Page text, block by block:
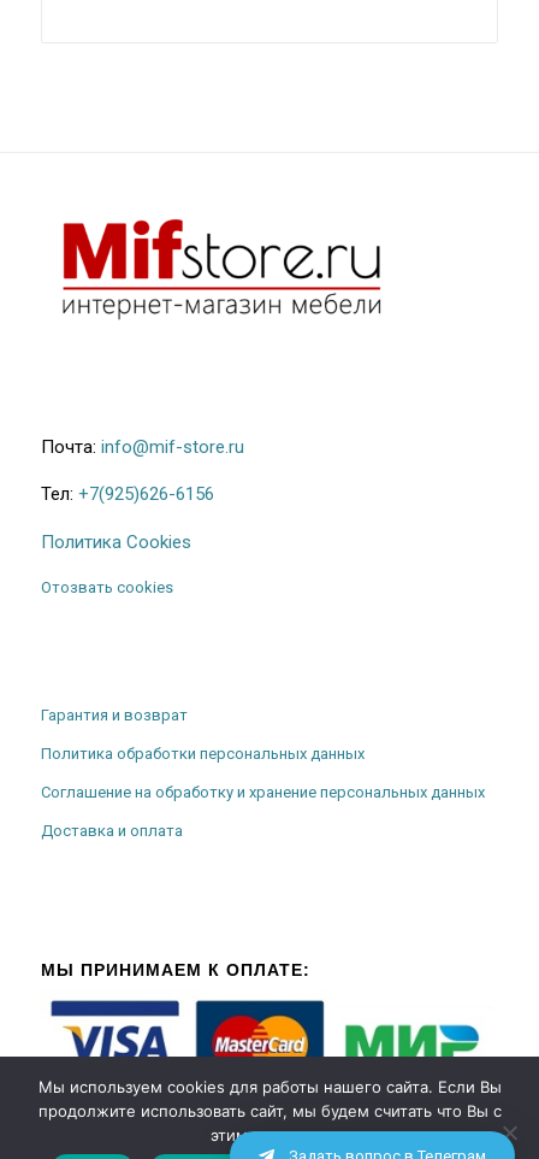
Почта: info@mif-store.ru
Тел: +7(925)626-6156
Политика Cookies
Отозвать cookies
Гарантия и возврат
Политика обработки персональных данных
Соглашение на обработку и хранение персональных данных
Доставка и оплата
МЫ ПРИНИМАЕМ К ОПЛАТЕ:
Задать вопрос в Телеграм
Мы используем cookies для работы нашего сайта. Если Вы
продолжите использовать сайт, мы будем считать что Вы с
этим согласны.